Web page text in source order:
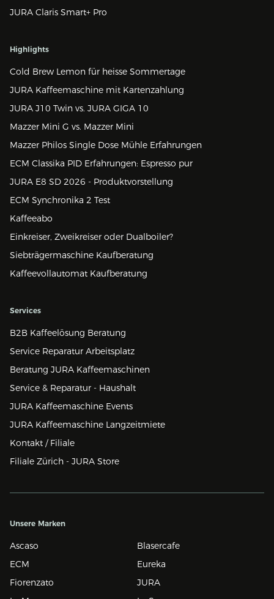
JURA Claris Smart+ Pro
Highlights
Cold Brew Lemon für heisse Sommertage
JURA Kaffeemaschine mit Kartenzahlung
JURA J10 Twin vs. JURA GIGA 10
Mazzer Mini G vs. Mazzer Mini
Mazzer Philos Single Dose Mühle Erfahrungen
ECM Classika PID Erfahrungen: Espresso pur
JURA E8 SD 2026 - Produktvorstellung
ECM Synchronika 2 Test
Kaffeeabo
Einkreiser, Zweikreiser oder Dualboiler?
Siebträgermaschine Kaufberatung
Kaffeevollautomat Kaufberatung
Services
B2B Kaffeelösung Beratung
Service Reparatur Arbeitsplatz
Beratung JURA Kaffeemaschinen
Service & Reparatur - Haushalt
JURA Kaffeemaschine Events
JURA Kaffeemaschine Langzeitmiete
Kontakt / Filiale
Filiale Zürich - JURA Store
Unsere Marken
Ascaso
Blasercafe
ECM
Eureka
Fiorenzato
JURA